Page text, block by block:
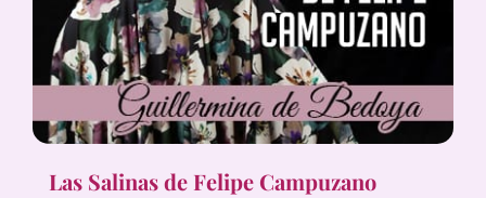
Las Salinas de Felipe Campuzano